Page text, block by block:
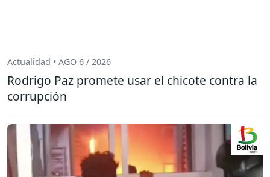
Actualidad • AGO 6 / 2026
Rodrigo Paz promete usar el chicote contra la
corrupción